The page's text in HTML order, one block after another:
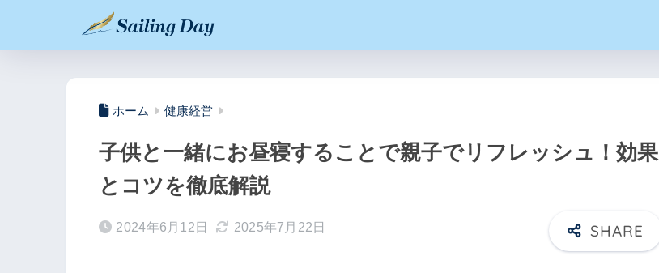
ホーム 健康経営
子供と一緒にお昼寝することで親子でリフレッシュ！効果
とコツを徹底解説
2024年6月12日 2025年7月22日